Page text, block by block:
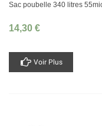
Sac poubelle 340 litres
14,30 €
Voir Plus